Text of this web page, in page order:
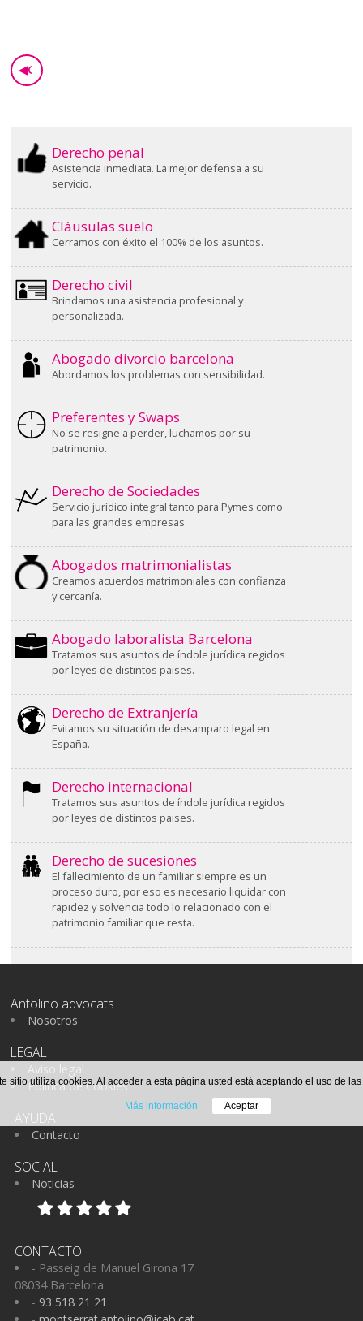
◀GO BACK
Derecho penal
Asistencia inmediata. La mejor defensa a su
servicio.
Cláusulas suelo
Cerramos con éxito el 100% de los asuntos.
Derecho civil
Brindamos una asistencia profesional y
personalizada.
Abogado divorcio barcelona
Abordamos los problemas con sensibilidad.
Preferentes y Swaps
No se resigne a perder, luchamos por su
patrimonio.
Derecho de Sociedades
Servicio jurídico integral tanto para Pymes como
para las grandes empresas.
Abogados matrimonialistas
Creamos acuerdos matrimoniales con confianza
y cercanía.
Abogado laboralista Barcelona
Tratamos sus asuntos de índole jurídica regidos
por leyes de distintos paises.
Derecho de Extranjería
Evitamos su situación de desamparo legal en
España.
Derecho internacional
Tratamos sus asuntos de índole jurídica regidos
por leyes de distintos paises.
Derecho de sucesiones
El fallecimiento de un familiar siempre es un
proceso duro, por eso es necesario liquidar con
rapidez y solvencia todo lo relacionado con el
patrimonio familiar que resta.
Antolino advocats
Nosotros
LEGAL
Aviso legal
Política de Cookies
AYUDA
Contacto
SOCIAL
Noticias
CONTACTO
- Passeig de Manuel Girona 17
08034 Barcelona
- 93 518 21 21
sitio utiliza cookies. Al acceder a esta página usted está aceptando el uso de las
Más información Aceptar